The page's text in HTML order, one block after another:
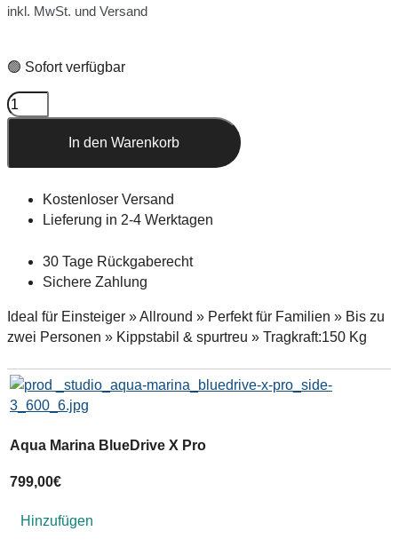
inkl. MwSt. und Versand
🟢 Sofort verfügbar
In den Warenkorb
Kostenloser Versand
Lieferung in 2-4 Werktagen
30 Tage Rückgaberecht
Sichere Zahlung
Ideal für Einsteiger » Allround » Perfekt für Familien » Bis zu
zwei Personen » Kippstabil & spurtreu » Tragkraft:150 Kg
Aqua Marina BlueDrive X Pro
799,00€
Hinzufügen